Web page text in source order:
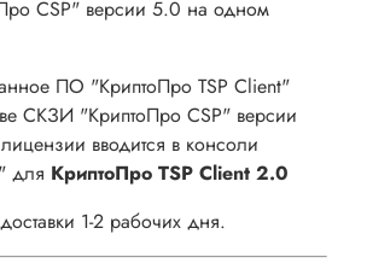
CSP" версии 5.0 на одном
ПО "КриптоПро TSP Client"
СКЗИ "КриптоПро CSP" версии
вводится в консоли
для КриптоПро TSP Client 2.0
1-2 рабочих дня.